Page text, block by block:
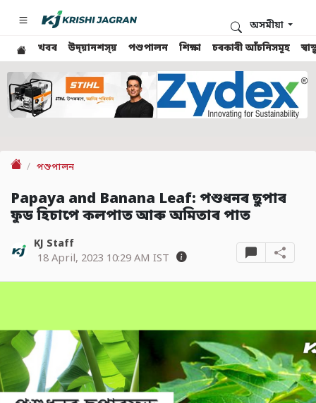
খবৰ উদ্য়ানশস্য় পশুপালন শিক্ষা চৰকাৰী আঁচনিসমূহ
অসমীয়া
পশুপালন
Papaya and Banana Leaf: পশুধনৰ ছুপাৰ
ফুড হিচাপে কলপাত আৰু অমিতাৰ পাত
KJ Staff
18 April, 2023 10:29 AM IST